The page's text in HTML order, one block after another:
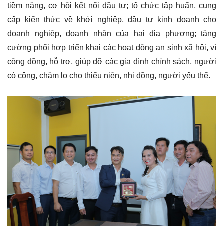
tiềm năng, cơ hội kết nối đầu tư; tổ chức tập huấn, cung
cấp kiến thức về khởi nghiệp, đầu tư kinh doanh cho
doanh nghiệp, doanh nhân của hai địa phương; tăng
cường phối hợp triển khai các hoạt động an sinh xã hội, vì
cộng đồng, hỗ trợ, giúp đỡ các gia đình chính sách, người
có công, chăm lo cho thiếu niên, nhi đồng, người yếu thế.